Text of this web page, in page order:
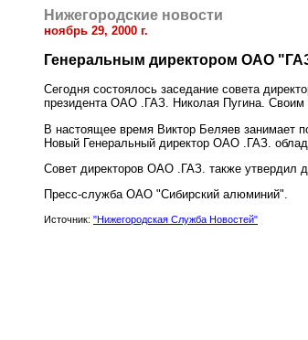
Нижегородские новости
ноябрь 29, 2000 г.
Генеральным директором ОАО
Сегодня состоялось заседание совета
президента ОАО .ГАЗ. Николая Пугина.
В настоящее время Виктор Беляев занимает
Новый Генеральный директор ОАО .ГАЗ.
Совет директоров ОАО .ГАЗ. также утвердил
Пресс-служба ОАО "Сибирский алюминий".
Источник: "Нижегородская Служба Новостей"